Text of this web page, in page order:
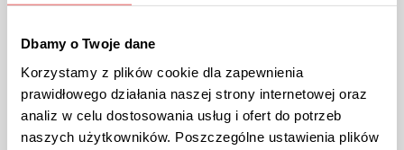
Dbamy o Twoje dane
Korzystamy z plików cookie dla zapewnienia
prawidłowego działania naszej strony internetowej oraz
analiz w celu dostosowania usług i ofert do potrzeb
naszych użytkowników. Poszczególne ustawienia plików
Oceny nie są weryfikowane
Kontakt do WeddingDream.SHOP
ul. Płowiecka 3, 04-501 Warszawa